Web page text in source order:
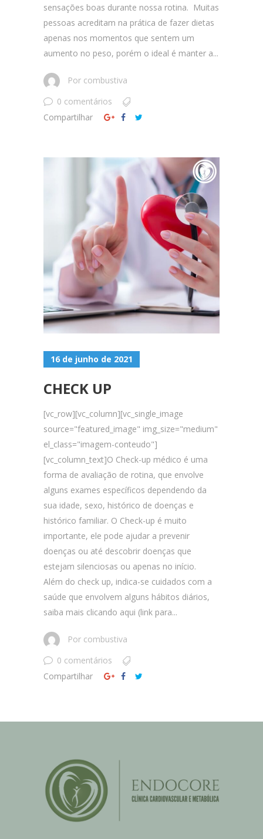
sensações boas durante nossa rotina. Muitas
pessoas acreditam na prática de fazer dietas
apenas nos momentos que sentem um
aumento no peso, porém o ideal é manter a...
Por combustiva
0 comentários
Compartilhar
16 de junho de 2021
CHECK UP
[vc_row][vc_column][vc_single_image
source="featured_image" img_size="medium"
el_class="imagem-conteudo"]
[vc_column_text]O Check-up médico é uma
forma de avaliação de rotina, que envolve
alguns exames específicos dependendo da
sua idade, sexo, histórico de doenças e
histórico familiar. O Check-up é muito
importante, ele pode ajudar a prevenir
doenças ou até descobrir doenças que
estejam silenciosas ou apenas no início.
Além do check up, indica-se cuidados com a
saúde que envolvem alguns hábitos diários,
saiba mais clicando aqui (link para...
Por combustiva
0 comentários
Compartilhar